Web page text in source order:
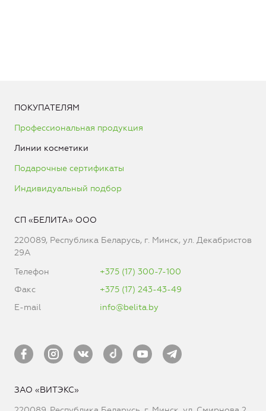
ПОКУПАТЕЛЯМ
Профессиональная продукция
Линии косметики
Подарочные сертификаты
Индивидуальный подбор
СП «БЕЛИТА» ООО
220089, Республика Беларусь, г. Минск, ул. Декабристов
29А
Телефон
+375 (17) 300-7-100
Факс
+375 (17) 243-43-49
E-mail
info@belita.by
ЗАО «ВИТЭКС»